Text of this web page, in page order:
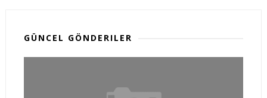
GÜNCEL GÖNDERILER